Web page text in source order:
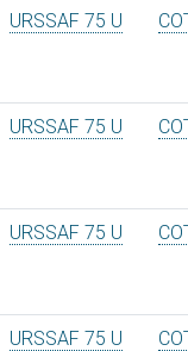
URSSAF 75 U
URSSAF 75 U
URSSAF 75 U
URSSAF 75 U